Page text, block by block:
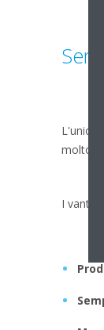
molto
I